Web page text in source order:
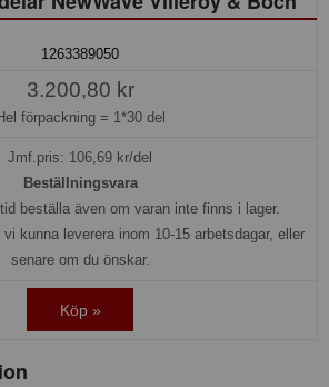
1263389050
3.200,80 kr
förpackning = 1*30 del
Jmf.pris: 106,69 kr/del
Beställningsvara
beställa även om varan inte finns i lager.
kunna leverera inom 10-15 arbetsdagar, eller
senare om du önskar.
Köp »